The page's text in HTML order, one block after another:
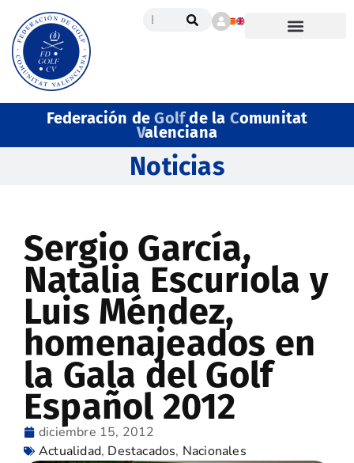
Federación deGolfde la Comunitat
Valenciana
Noticias
Sergio García,
Natalia Escuriola y
Luis Méndez,
homenajeados en
la Gala del Golf
Español 2012
diciembre 15, 2012
Actualidad, Destacados, Nacionales